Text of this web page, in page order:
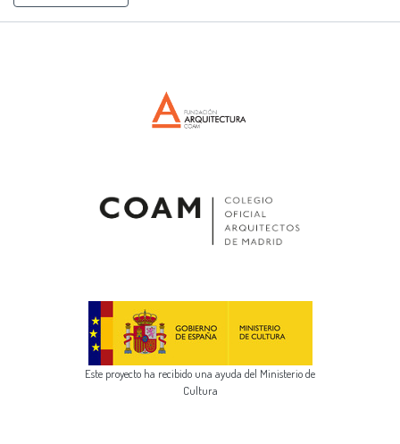
Este proyecto ha recibido una ayuda del Ministerio de
Cultura